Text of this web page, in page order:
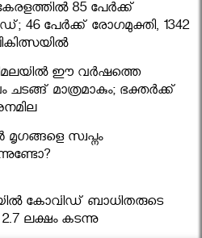
85 പേർക്ക്
46 പേർക്ക് രോഗമുക്തി, 1342
ഈ വർഷത്തെ
ചടങ്ങ് മാത്രമാകും; ഭക്തർക്ക്
മൃഗങ്ങളെ സ്വപ്നം
കോവിഡ് ബാധിതരുടെ
ലക്ഷം കടന്നു